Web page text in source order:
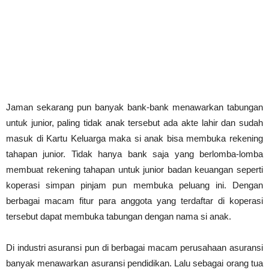
Jaman sekarang pun banyak bank-bank menawarkan tabungan
untuk junior, paling tidak anak tersebut ada akte lahir dan sudah
masuk di Kartu Keluarga maka si anak bisa membuka rekening
tahapan junior. Tidak hanya bank saja yang berlomba-lomba
membuat rekening tahapan untuk junior badan keuangan seperti
koperasi simpan pinjam pun membuka peluang ini. Dengan
berbagai macam fitur para anggota yang terdaftar di koperasi
tersebut dapat membuka tabungan dengan nama si anak.
Di industri asuransi pun di berbagai macam perusahaan asuransi
banyak menawarkan asuransi pendidikan. Lalu sebagai orang tua